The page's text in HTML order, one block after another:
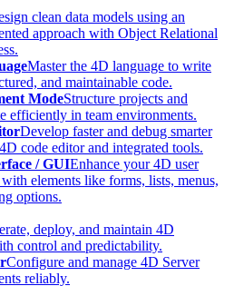
clean data models using an
approach with Object Relational
Master the 4D language to write
and maintainable code.
ModeStructure projects and
efficiently in team environments.
Develop faster and debug smarter
code editor and integrated tools.
/ GUIEnhance your 4D user
elements like forms, lists, menus,
options.
deploy, and maintain 4D
control and predictability.
Configure and manage 4D Server
reliably.